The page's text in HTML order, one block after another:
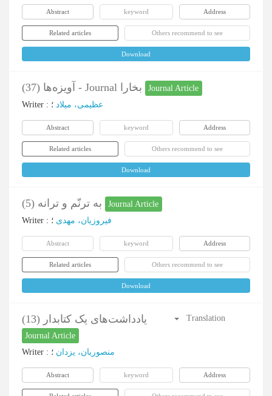
Abstract keyword Address
Related articles Others recommend to see
Download
Journal Article
Writer : عظیمی، میلاد ؛
Abstract keyword Address
Related articles Others recommend to see
Download
Journal Article
Writer : فیروزیان، مهدی ؛
Abstract keyword Address
Related articles Others recommend to see
Download
یادداشت‌های یک کتابدار (13)
Journal Article
Translation
Writer : منصوریان، یزدان ؛
Abstract keyword Address